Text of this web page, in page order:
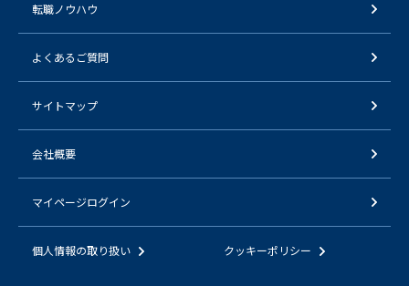
転職ノウハウ
よくあるご質問
サイトマップ
会社概要
マイページログイン
個人情報の取り扱い クッキーポリシー